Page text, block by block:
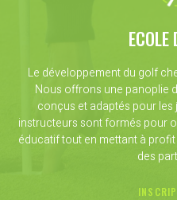
ECOLE
Le développement du golf
Nous offrons une panoplie
conçus et adaptés pour les
instructeurs sont formés pour
éducatif tout en mettant à
des